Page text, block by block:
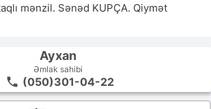
mənzil. Sənəd KUPÇA. Qiymət
Ayxan
Əmlak sahibi
(050)301-04-22